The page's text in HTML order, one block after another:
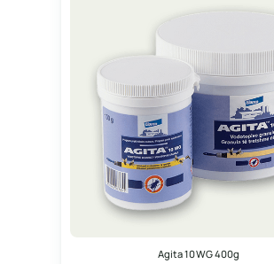
Agita 10 WG 400g